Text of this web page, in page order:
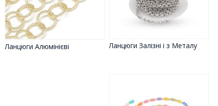
Ланцюги Алюмінієві Ланцюги Залізні і з Металу